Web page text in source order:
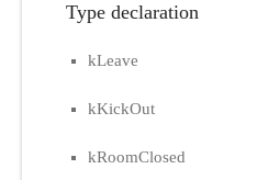
Type declaration
kLeave
kKickOut
kRoomClosed